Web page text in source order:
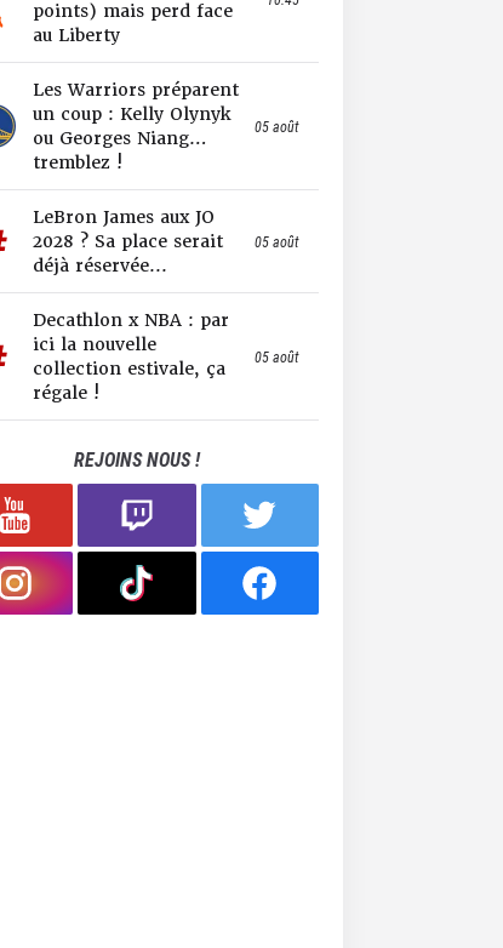
points) mais perd face
au Liberty
Les Warriors préparent
un coup : Kelly Olynyk
ou Georges Niang…
tremblez !
05 août
LeBron James aux JO
2028 ? Sa place serait
déjà réservée...
05 août
Decathlon x NBA : par
ici la nouvelle
collection estivale, ça
régale !
05 août
REJOINS NOUS !